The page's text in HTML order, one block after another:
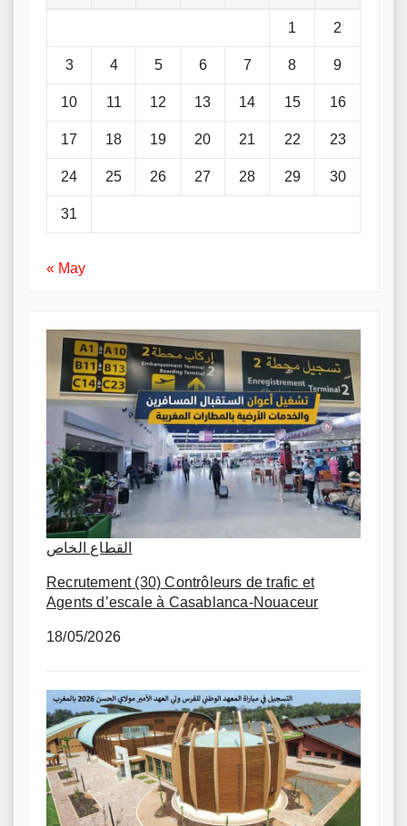
1 2
3 4 5 6 7 8 9
10 11 12 13 14 15 16
17 18 19 20 21 22 23
24 25 26 27 28 29 30
31
« May
القطاع الخاص
Recrutement (30) Contrôleurs de trafic et
Agents d’escale à Casablanca-Nouaceur
18/05/2026